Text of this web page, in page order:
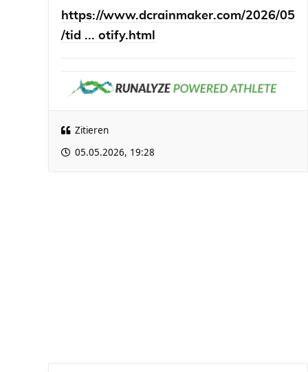
https://www.dcrainmaker.com/2026/05
/tid ... otify.html
Zitieren
05.05.2026, 19:28